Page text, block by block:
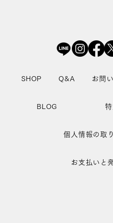
SHOP Q&A お問
BLOG
個人情報の取
お支払いと